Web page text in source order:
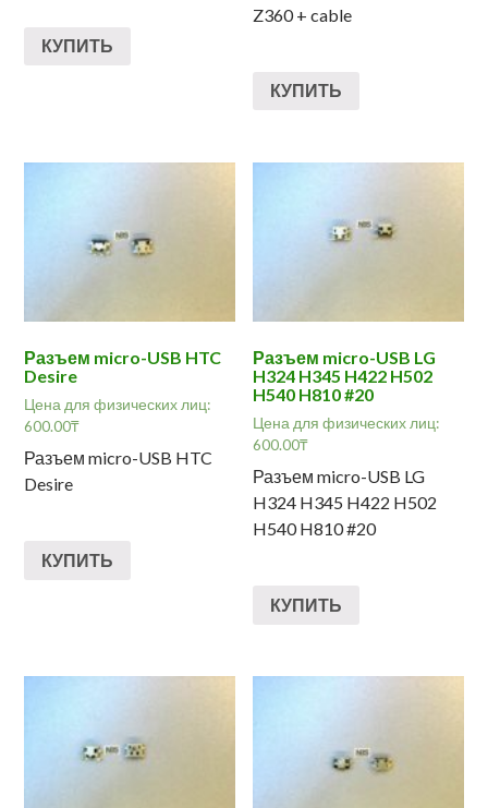
КУПИТЬ
Z360 + cable
КУПИТЬ
Разъем micro-USB HTC
Desire
Цена для физических лиц:
600.00₸
Разъем micro-USB HTC
Desire
КУПИТЬ
Разъем micro-USB LG
H324 H345 H422 H502
H540 H810 #20
Цена для физических лиц:
600.00₸
Разъем micro-USB LG
H324 H345 H422 H502
H540 H810 #20
КУПИТЬ